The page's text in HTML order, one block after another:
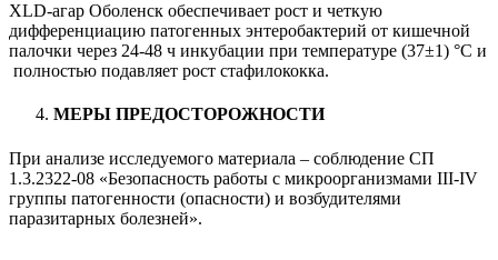
XLD-агар Оболенск обеспечивает рост и четкую
дифференциацию патогенных энтеробактерий от кишечной
палочки через 24-48 ч инкубации при температуре (37±1) °С и
полностью подавляет рост стафилококка.
МЕРЫ ПРЕДОСТОРОЖНОСТИ
При анализе исследуемого материала – соблюдение СП
1.3.2322-08 «Безопасность работы с микроорганизмами III-IV
группы патогенности (опасности) и возбудителями
паразитарных болезней».